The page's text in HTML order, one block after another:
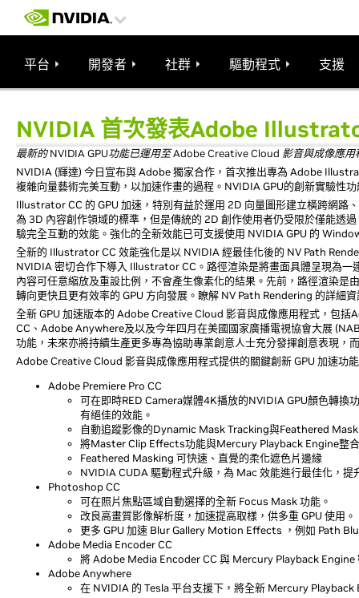
平台 開發者 社群 驅動程式 支援
NVIDIA 首次發表Adobe
最新的 NVIDIA GPU功能已運用至 Adobe Creative Cloud 影音與成像應用
NVIDIA (輝達) 今日宣布與 Adobe 獨家合作，首次推出專為 Adobe
複雜向量藝術完美互動，以加速作畫的過程。NVIDIA GPU的創新實驗性
Illustrator CC 的 GPU 加速，特別有益於運用 2D 向量圖形建立橫跨網路
為 3D 內容創作領域的標準，但是傳統的 2D 創作使用者仍受限於僅能透
驗完全互動的效能。強化的全新效能已可支援使用 NVIDIA GPU 的
全新的 Illustrator CC 效能強化是以 NVIDIA 經最佳化後的 NV Path
NVIDIA 密切合作下導入 Illustrator CC。路徑渲染是將畫面具體呈現為
內容可任意縮放及重設比例，不會產生像素化的結果。先前，路徑渲染是
轉向更快且更有效率的 GPU 方向發展。瞭解 NV Path Rendering 的詳細
全新 GPU 加速版本的 Adobe Creative Cloud 影音與成像應用程式，包
CC、Adobe Anywhere及以及今年四月在美國國家廣播電視協會大展
功能，未來亦將持續生產更多專為協助專業創意人士充分發揮創意表現，
Adobe Creative Cloud 影音與成像應用程式提供的關鍵創新 GPU 加速功
Adobe Premiere Pro CC
可在即時RED Camera媒體4K播放的NVIDIA GPU顏色轉換
有絕佳的效能。
自動追蹤影像的Dynamic Mask Tracking與Feathered
將Master Clip Effects功能與Mercury Playback Engine整
Feathered Masking 可快速、直覺的柔化遮色片邊緣
NVIDIA CUDA 驅動程式升級，為 Mac 效能進行最佳化，提
Photoshop CC
可在照片焦點區域自動選擇的全新 Focus Mask 功能。
改良高畫質影像解析度，加速提高取樣，供多重 GPU 使用。
更多 GPU 加速 Blur Gallery Motion Effects ，例如 Path
Adobe Media Encoder CC
將 Adobe Media Encoder CC 與 Mercury Playback Engine
Adobe Anywhere
在 NVIDIA 的 Tesla 平台支援下，將全新 Mercury